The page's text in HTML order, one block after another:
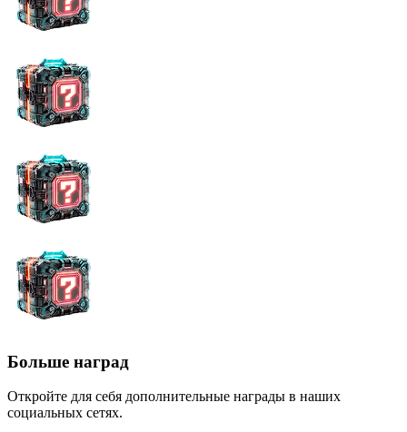
Больше наград
Откройте для себя дополнительные награды в наших
социальных сетях.